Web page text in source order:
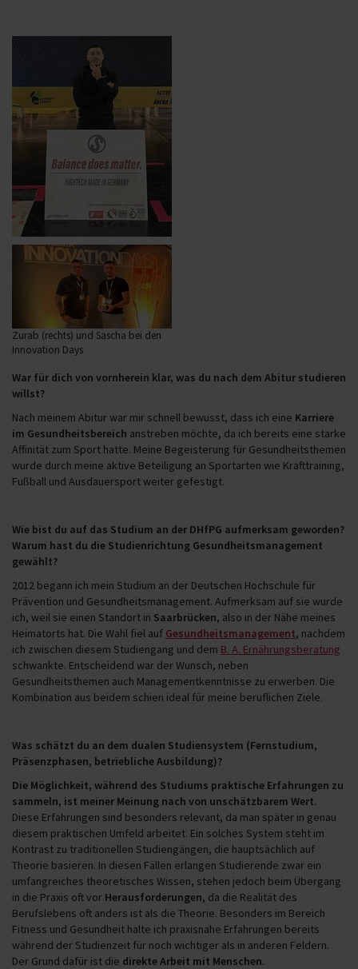
Zurab (rechts) und Sascha bei den
Innovation Days
War für dich von vornherein klar, was du nach dem Abitur studieren
willst?
Nach meinem Abitur war mir schnell bewusst, dass ich eine Karriere
im Gesundheitsbereich anstreben möchte, da ich bereits eine starke
Affinität zum Sport hatte. Meine Begeisterung für Gesundheitsthemen
wurde durch meine aktive Beteiligung an Sportarten wie Krafttraining,
Fußball und Ausdauersport weiter gefestigt.
Wie bist du auf das Studium an der DHfPG aufmerksam geworden?
Warum hast du die Studienrichtung Gesundheitsmanagement
gewählt?
2012 begann ich mein Studium an der Deutschen Hochschule für
Prävention und Gesundheitsmanagement. Aufmerksam auf sie wurde
ich, weil sie einen Standort in Saarbrücken, also in der Nähe meines
Heimatorts hat. Die Wahl fiel auf Gesundheitsmanagement, nachdem
ich zwischen diesem Studiengang und dem B. A. Ernährungsberatung
schwankte. Entscheidend war der Wunsch, neben
Gesundheitsthemen auch Managementkenntnisse zu erwerben. Die
Kombination aus beidem schien ideal für meine beruflichen Ziele.
Was schätzt du an dem dualen Studiensystem (Fernstudium,
Präsenzphasen, betriebliche Ausbildung)?
Die Möglichkeit, während des Studiums praktische Erfahrungen zu
sammeln, ist meiner Meinung nach von unschätzbarem Wert.
Diese Erfahrungen sind besonders relevant, da man später in genau
diesem praktischen Umfeld arbeitet. Ein solches System steht im
Kontrast zu traditionellen Studiengängen, die hauptsächlich auf
Theorie basieren. In diesen Fällen erlangen Studierende zwar ein
umfangreiches theoretisches Wissen, stehen jedoch beim Übergang
in die Praxis oft vor Herausforderungen, da die Realität des
Berufslebens oft anders ist als die Theorie. Besonders im Bereich
Fitness und Gesundheit halte ich praxisnahe Erfahrungen bereits
während der Studienzeit für noch wichtiger als in anderen Feldern.
Der Grund dafür ist die direkte Arbeit mit Menschen.